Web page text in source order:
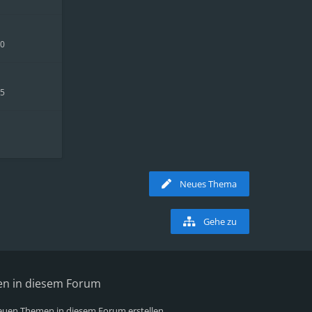
Neues Thema
Gehe zu
in diesem Forum